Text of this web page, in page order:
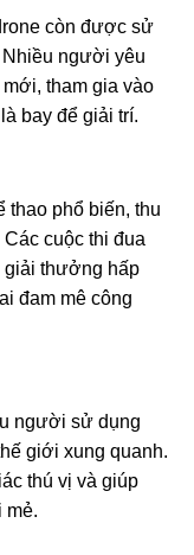
còn được sử
Nhiều người yêu
tham gia vào
bay để giải trí.
thao phổ biến, thu
cuộc thi đua
thưởng hấp
đam mê công
người sử dụng
giới xung quanh.
thú vị và giúp
mẻ.